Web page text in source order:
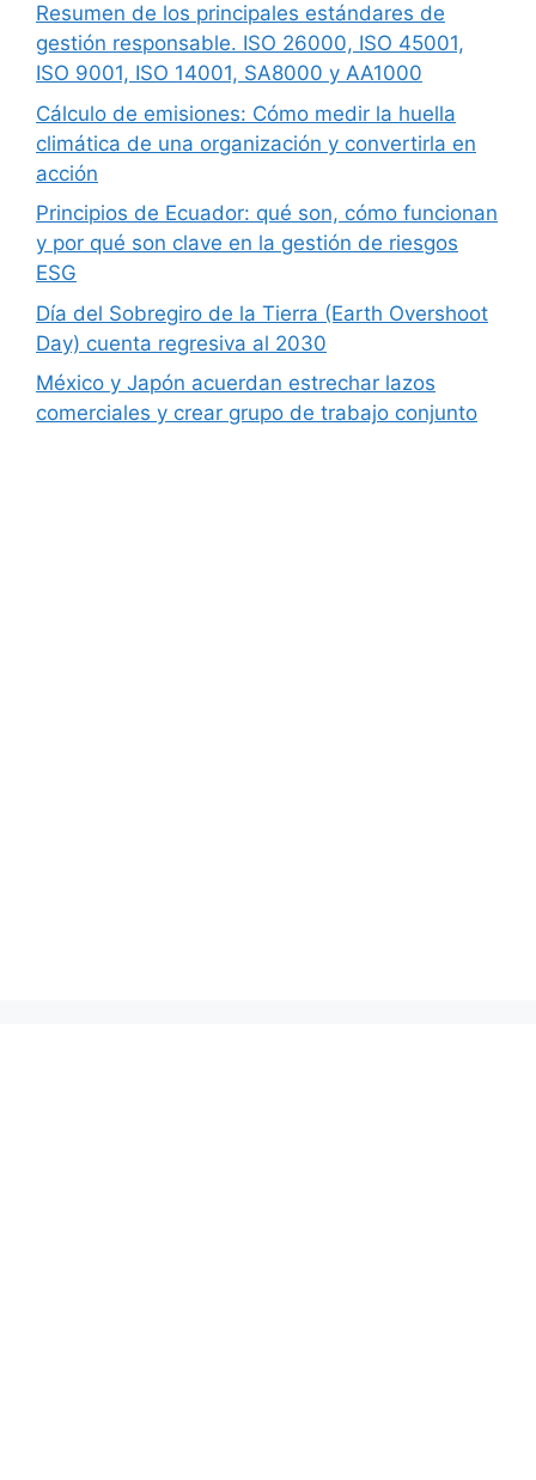
Resumen de los principales estándares de
gestión responsable. ISO 26000, ISO 45001,
ISO 9001, ISO 14001, SA8000 y AA1000
Cálculo de emisiones: Cómo medir la huella
climática de una organización y convertirla en
acción
Principios de Ecuador: qué son, cómo funcionan
y por qué son clave en la gestión de riesgos
ESG
Día del Sobregiro de la Tierra (Earth Overshoot
Day) cuenta regresiva al 2030
México y Japón acuerdan estrechar lazos
comerciales y crear grupo de trabajo conjunto